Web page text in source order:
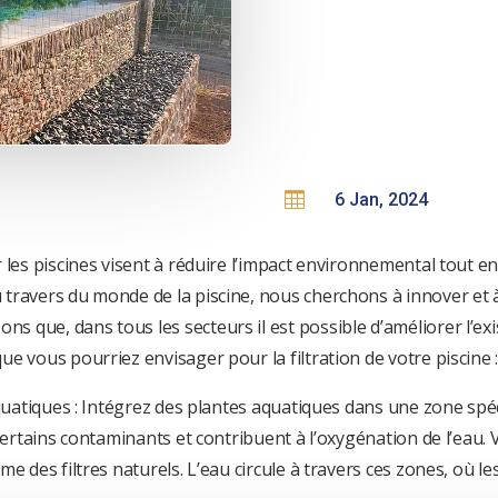
 6 Jan, 2024
piscines visent à réduire l’impact environnemental tout
du monde de la piscine, nous cherchons à innover
que, dans tous les secteurs il est possible d’améliorer
vous pourriez envisager pour la filtration de votre piscine :
: Intégrez des plantes aquatiques dans une zone
contaminants et contribuent à l’oxygénation de l’eau.
des filtres naturels. L’eau circule à travers ces zones, où